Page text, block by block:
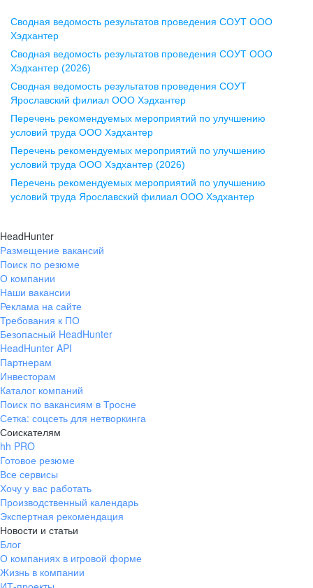
Воронеж
ул. Комиссаржевской, д. 10,
офис 1212
+7 473 280-05-05
pr@vrn.hh.ru
ул. Спартаковская, д. 2А, этаж 3,
помещение 15
+7 843 212-12-50
Екатеринбург
ул. Боевых Дружин, стр. 20,
+7 343 226-79-99
pr@ural.hh.ru
ул. Янковского, д. 169, 7 этаж,
706 каб.
+7 861 205-55-57
pr@krd.hh.ru
Владивосток
пер. Ланинский д. 4, офис 3.4
+7 423 202-33-28
pr@dv.hh.ru
Новосибирск
ул. Большевистская, д. 35,
Сводная ведомость результатов проведения СОУТ ООО
Хэдхантер
Сводная ведомость результатов проведения СОУТ ООО
Хэдхантер (2026)
Сводная ведомость результатов проведения СОУТ
Ярославский филиал ООО Хэдхантер
Перечень рекомендуемых мероприятий по улучшению
условий труда ООО Хэдхантер
Перечень рекомендуемых мероприятий по улучшению
условий труда ООО Хэдхантер (2026)
Перечень рекомендуемых мероприятий по улучшению
условий труда Ярославский филиал ООО Хэдхантер
HeadHunter
Размещение вакансий
Поиск по резюме
О компании
Наши вакансии
Реклама на сайте
Требования к ПО
Безопасный HeadHunter
HeadHunter API
Партнерам
Инвесторам
Каталог компаний
Поиск по вакансиям в Тросне
Сетка: соцсеть для нетворкинга
Соискателям
hh PRO
Готовое резюме
Все сервисы
Хочу у вас работать
Производственный календарь
Экспертная рекомендация
Новости и статьи
Блог
О компаниях в игровой форме
Жизнь в компании